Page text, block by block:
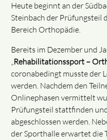
Heute beginnt an der
Steinbach der Prüfungsteil
Bereich Orthopädie.
Bereits im Dezember und
„Rehabilitationssport –
coronabedingt musste der
werden. Nachdem den
Onlinephasen vermittelt
Prüfungsteil stattfinden
abgeschlossen werden.
der Sporthalle erwartet die